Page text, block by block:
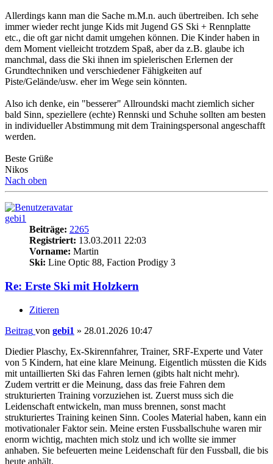
Allerdings kann man die Sache m.M.n. auch übertreiben. Ich sehe
immer wieder recht junge Kids mit Jugend GS Ski + Rennplatte
etc., die oft gar nicht damit umgehen können. Die Kinder haben in
dem Moment vielleicht trotzdem Spaß, aber da z.B. glaube ich
manchmal, dass die Ski ihnen im spielerischen Erlernen der
Grundtechniken und verschiedener Fähigkeiten auf
Piste/Gelände/usw. eher im Wege sein könnten.
Also ich denke, ein "besserer" Allroundski macht ziemlich sicher
bald Sinn, speziellere (echte) Rennski und Schuhe sollten am besten
in individueller Abstimmung mit dem Trainingspersonal angeschafft
werden.
Beste Grüße
Nikos
Nach oben
gebi1
Beiträge: 2265
Registriert: 13.03.2011 22:03
Vorname: Martin
Ski: Line Optic 88, Faction Prodigy 3
Re: Erste Ski mit Holzkern
Zitieren
Beitrag von gebi1 » 28.01.2026 10:47
Diedier Plaschy, Ex-Skirennfahrer, Trainer, SRF-Experte und Vater
von 5 Kindern, hat eine klare Meinung. Eigentlich müssten die Kids
mit untaillierten Ski das Fahren lernen (gibts halt nicht mehr).
Zudem vertritt er die Meinung, dass das freie Fahren dem
strukturierten Training vorzuziehen ist. Zuerst muss sich die
Leidenschaft entwickeln, man muss brennen, sonst macht
strukturiertes Training keinen Sinn. Cooles Material haben, kann ein
motivationaler Faktor sein. Meine ersten Fussballschuhe waren mir
enorm wichtig, machten mich stolz und ich wollte sie immer
anhaben. Sie befeuerten meine Leidenschaft für den Fussball, die bis
heute anhält.